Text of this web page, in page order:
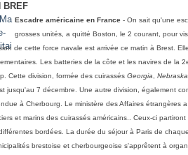
BREF
Escadre américaine en France - On sait qu'une
grosses unités, a quitté Boston, le 2 courant, pour
de cette force navale est arrivée ce matin à Brest.
Les batteries de la côte et les navires de la
Cette division, formée des cuirassés Georgia Nebraska
jusqu'au 7 décembre. Une autre division, également
à Cherbourg. Le ministère des Affaires étrangères
et marins des cuirassés américains.. Ceux-ci
bordées. La durée du séjour à Paris de
brestoise et cherbourgeoise s'apprêtent à